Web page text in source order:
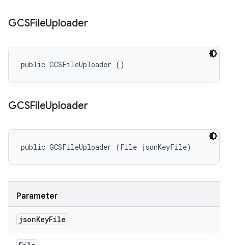
GCSFileUploader
public GCSFileUploader ()
GCSFileUploader
public GCSFileUploader (File jsonKeyFile)
Parameter
jsonKeyFile